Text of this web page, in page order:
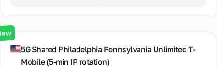
30 Дней / ∞ GB / $50.00
5G Shared Philadelphia Pennsylvania Unlimited T-
Mobile (5‑min IP rotation)